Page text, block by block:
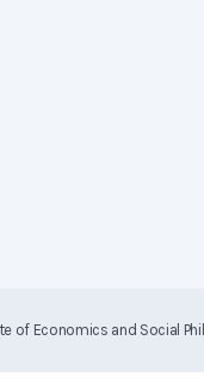
of Economics and Social